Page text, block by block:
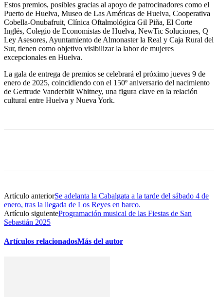
Estos premios, posibles gracias al apoyo de patrocinadores como el
Puerto de Huelva, Museo de Las Américas de Huelva, Cooperativa
Cobella-Onubafruit, Clínica Oftalmológica Gil Piña, El Corte
Inglés, Colegio de Economistas de Huelva, NewTic Soluciones, Q
Ley Asesores, Ayuntamiento de Almonaster la Real y Caja Rural del
Sur, tienen como objetivo visibilizar la labor de mujeres
excepcionales en Huelva.
La gala de entrega de premios se celebrará el próximo jueves 9 de
enero de 2025, coincidiendo con el 150º aniversario del nacimiento
de Gertrude Vanderbilt Whitney, una figura clave en la relación
cultural entre Huelva y Nueva York.
Artículo anteriorSe adelanta la Cabalgata a la tarde del sábado 4 de
enero, tras la llegada de Los Reyes en barco.
Artículo siguienteProgramación musical de las Fiestas de San
Sebastián 2025
Artículos relacionadosMás del autor